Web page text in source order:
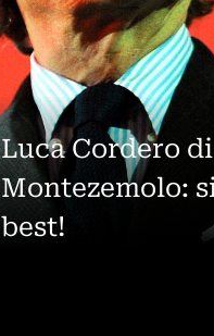
Luca Cordero di
Montezemolo:
best!